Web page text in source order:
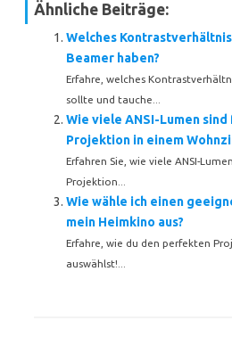
Ähnliche Beiträge:
Welches
Beamer haben?
Erfahre, welches
sollte und tauche...
Wie viele ANSI-Lumen
Projektion in einem
Erfahren Sie, wie viele ANSI-
Projektion...
Wie wähle ich einen
mein Heimkino aus?
Erfahre, wie du den perfekten
auswählst!...